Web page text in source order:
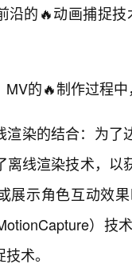
沿的🔥动画捕捉
MV的🔥制作过程
渲染的结合：为
离线渲染技术，
展示角色互动效
）技
术。